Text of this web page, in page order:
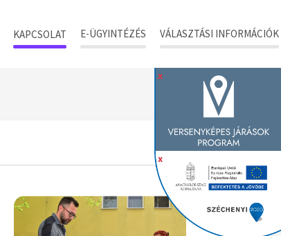
KAPCSOLAT E-ÜGYINTÉZÉS VÁLASZTÁSI INFORMÁCIÓK
x
x